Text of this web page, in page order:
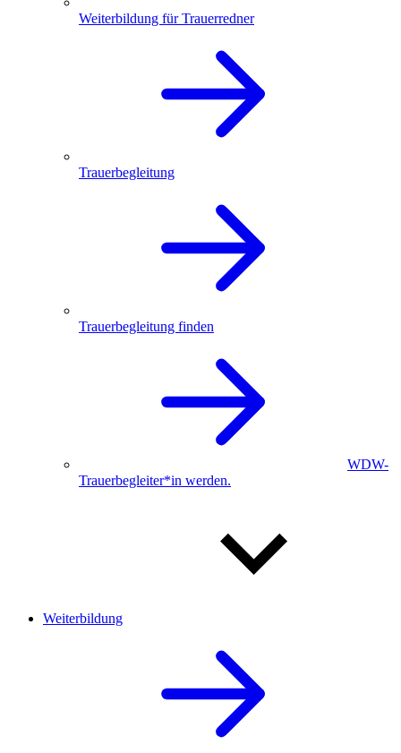
Weiterbildung für Trauerredner
Trauerbegleitung
Trauerbegleitung finden
WDW-
Trauerbegleiter*in werden.
Weiterbildung